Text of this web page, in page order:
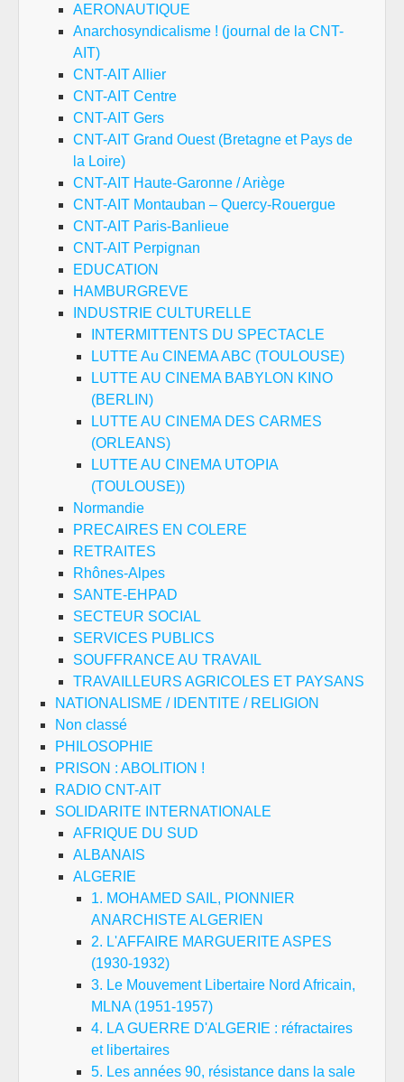
AERONAUTIQUE
Anarchosyndicalisme ! (journal de la CNT-
AIT)
CNT-AIT Allier
CNT-AIT Centre
CNT-AIT Gers
CNT-AIT Grand Ouest (Bretagne et Pays de
la Loire)
CNT-AIT Haute-Garonne / Ariège
CNT-AIT Montauban – Quercy-Rouergue
CNT-AIT Paris-Banlieue
CNT-AIT Perpignan
EDUCATION
HAMBURGREVE
INDUSTRIE CULTURELLE
INTERMITTENTS DU SPECTACLE
LUTTE Au CINEMA ABC (TOULOUSE)
LUTTE AU CINEMA BABYLON KINO
(BERLIN)
LUTTE AU CINEMA DES CARMES
(ORLEANS)
LUTTE AU CINEMA UTOPIA
(TOULOUSE))
Normandie
PRECAIRES EN COLERE
RETRAITES
Rhônes-Alpes
SANTE-EHPAD
SECTEUR SOCIAL
SERVICES PUBLICS
SOUFFRANCE AU TRAVAIL
TRAVAILLEURS AGRICOLES ET PAYSANS
NATIONALISME / IDENTITE / RELIGION
Non classé
PHILOSOPHIE
PRISON : ABOLITION !
RADIO CNT-AIT
SOLIDARITE INTERNATIONALE
AFRIQUE DU SUD
ALBANAIS
ALGERIE
1. MOHAMED SAIL, PIONNIER
ANARCHISTE ALGERIEN
2. L'AFFAIRE MARGUERITE ASPES
(1930-1932)
3. Le Mouvement Libertaire Nord Africain,
MLNA (1951-1957)
4. LA GUERRE D'ALGERIE : réfractaires
et libertaires
5. Les années 90, résistance dans la sale